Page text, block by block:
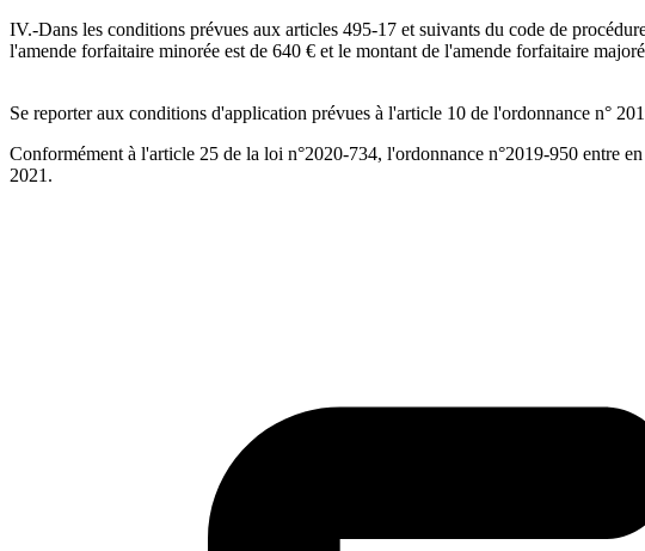
IV.-Dans les conditions prévues aux articles 495-17 et suivants du code de
l'amende forfaitaire minorée est de 640 € et le montant de l'amende forfaitaire
Se reporter aux conditions d'application prévues à l'article 10 de l'ordonnance n°
Conformément à l'article 25 de la loi n°2020-734, l'ordonnance n°2019-950 entre
2021.